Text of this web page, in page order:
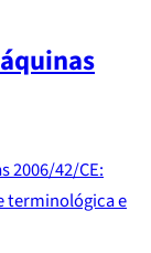
2006/42/CE:
terminológica e